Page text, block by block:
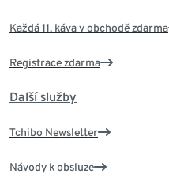
Každá 11. káva v obchodě zdarma
Registrace zdarma
Další služby
Tchibo Newsletter
Návody k obsluze